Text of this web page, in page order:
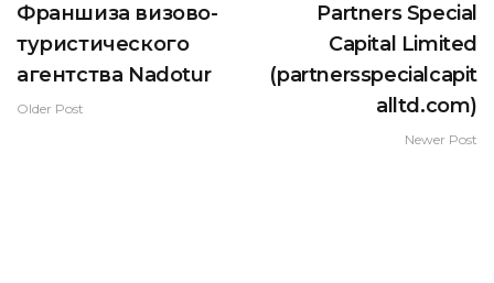
Франшиза визово-
туристического
агентства Nadotur
Older Post
Partners Special
Capital Limited
(partnersspecialcapit
alltd.com)
Newer Post